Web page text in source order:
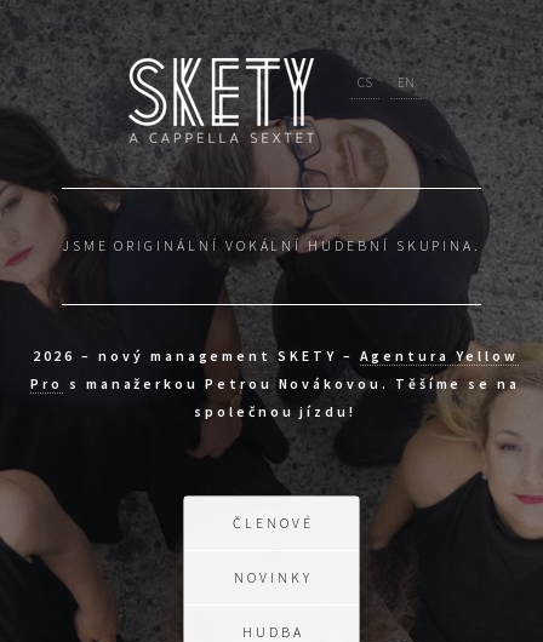
CS EN
JSME ORIGINÁLNÍ VOKÁLNÍ HUDEBNÍ SKUPINA.
2026 – nový management SKETY – Agentura Yellow
Pro
s manažerkou Petrou Novákovou. Těšíme se na
společnou jízdu!
ČLENOVÉ
NOVINKY
HUDBA